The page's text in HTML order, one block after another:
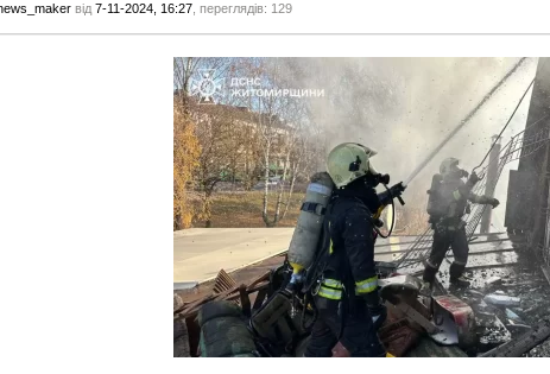
від 7-11-2024, 16:27 , переглядів: 129